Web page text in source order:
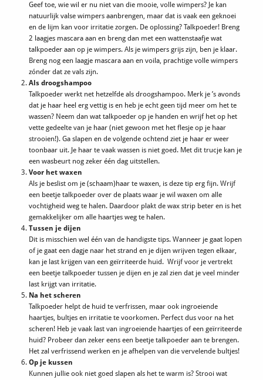
Geef toe, wie wil er nu niet van die mooie, volle wimpers? Je kan
natuurlijk valse wimpers aanbrengen, maar dat is vaak een geknoei
en de lijm kan voor irritatie zorgen. De oplossing? Talkpoeder! Breng
2 laagjes mascara aan en breng dan met een wattenstaafje wat
talkpoeder aan op je wimpers. Als je wimpers grijs zijn, ben je klaar.
Breng nog een laagje mascara aan en voila, prachtige volle wimpers
zónder dat ze vals zijn.
Als droogshampoo
Talkpoeder werkt net hetzelfde als droogshampoo. Merk je ’s avonds
dat je haar heel erg vettig is en heb je echt geen tijd meer om het te
wassen? Neem dan wat talkpoeder op je handen en wrijf het op het
vette gedeelte van je haar (niet gewoon met het flesje op je haar
strooien!). Ga slapen en de volgende ochtend ziet je haar er weer
toonbaar uit. Je haar te vaak wassen is niet goed. Met dit trucje kan je
een wasbeurt nog zeker één dag uitstellen.
Voor het waxen
Als je beslist om je (schaam)haar te waxen, is deze tip erg fijn. Wrijf
een beetje talkpoeder over de plaats waar je wil waxen om alle
vochtigheid weg te halen. Daardoor plakt de wax strip beter en is het
gemakkelijker om alle haartjes weg te halen.
Tussen je dijen
Dit is misschien wel één van de handigste tips. Wanneer je gaat lopen
of je gaat een dagje naar het strand en je dijen wrijven tegen elkaar,
kan je last krijgen van een geïrriteerde huid. Wrijf voor je vertrekt
een beetje talkpoeder tussen je dijen en je zal zien dat je veel minder
last krijgt van irritatie.
Na het scheren
Talkpoeder helpt de huid te verfrissen, maar ook ingroeiende
haartjes, bultjes en irritatie te voorkomen. Perfect dus voor na het
scheren! Heb je vaak last van ingroeiende haartjes of een geïrriteerde
huid? Probeer dan zeker eens een beetje talkpoeder aan te brengen.
Het zal verfrissend werken en je afhelpen van die vervelende bultjes!
Op je kussen
Kunnen jullie ook niet goed slapen als het te warm is? Strooi wat